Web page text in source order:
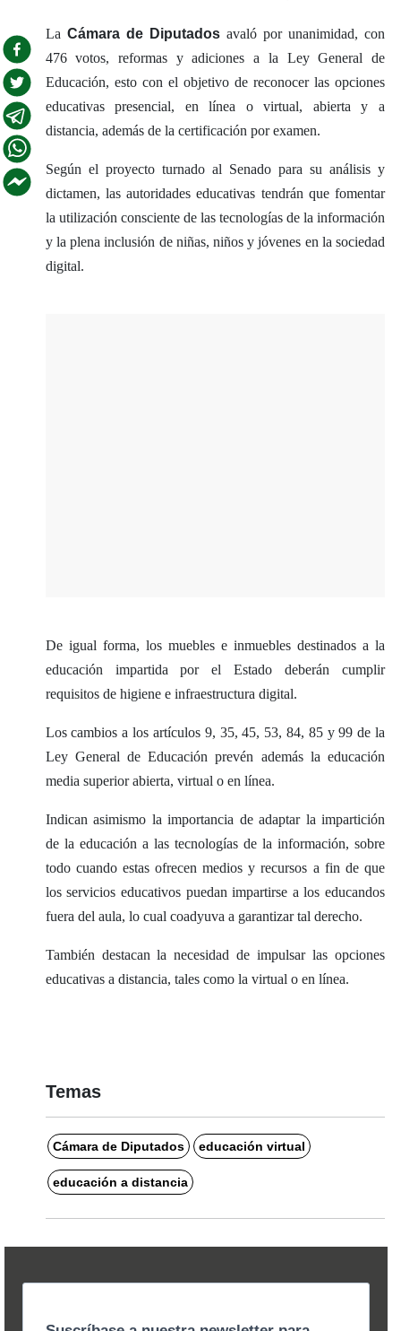
La Cámara de Diputadosavaló por unanimidad, con
476 votos, reformas y adiciones a la Ley General de
Educación, esto con el objetivo de reconocer las opciones
educativas presencial, en línea o virtual, abierta y a
distancia, además de la certificación por examen.
Según el proyecto turnado al Senado para su análisis y
dictamen, las autoridades educativas tendrán que fomentar
la utilización consciente de las tecnologías de la información
y la plena inclusión de niñas, niños y jóvenes en la sociedad
digital.
De igual forma, los muebles e inmuebles destinados a la
educación impartida por el Estado deberán cumplir
requisitos de higiene e infraestructura digital.
Los cambios a los artículos 9, 35, 45, 53, 84, 85 y 99 de la
Ley General de Educación prevén además la educación
media superior abierta, virtual o en línea.
Indican asimismo la importancia de adaptar la impartición
de la educación a las tecnologías de la información, sobre
todo cuando estas ofrecen medios y recursos a fin de que
los servicios educativos puedan impartirse a los educandos
fuera del aula, lo cual coadyuva a garantizar tal derecho.
También destacan la necesidad de impulsar las opciones
educativas a distancia, tales como la virtual o en línea.
Temas
Cámara de Diputados educación virtual
educación a distancia